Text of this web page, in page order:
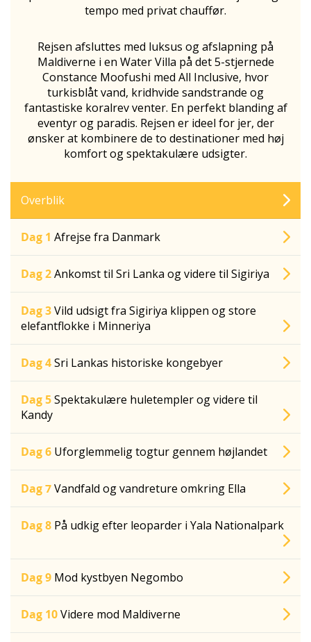
tempo med privat chauffør.
Rejsen afsluttes med luksus og afslapning på
Maldiverne i en Water Villa på det 5-stjernede
Constance Moofushi med All Inclusive, hvor
turkisblåt vand, kridhvide sandstrande og
fantastiske koralrev venter. En perfekt blanding af
eventyr og paradis. Rejsen er ideel for jer, der
ønsker at kombinere de to destinationer med høj
komfort og spektakulære udsigter.
Overblik
Dag 1 Afrejse fra Danmark
Dag 2Ankomst til Sri Lanka og videre til Sigiriya
Dag 3Vild udsigt fra Sigiriya klippen og store
elefantflokke i Minneriya
Dag 4Sri Lankas historiske kongebyer
Dag 5Spektakulære huletempler og videre til
Kandy
Dag 6 Uforglemmelig togtur gennem højlandet
Dag 7Vandfald og vandreture omkring Ella
Dag 8 På udkig efter leoparder i Yala Nationalpark
Dag 9 Mod kystbyen Negombo
Dag 10Videre mod Maldiverne